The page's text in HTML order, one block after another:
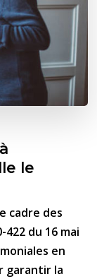
le
cadre des
du 16 mai
en
garantir la